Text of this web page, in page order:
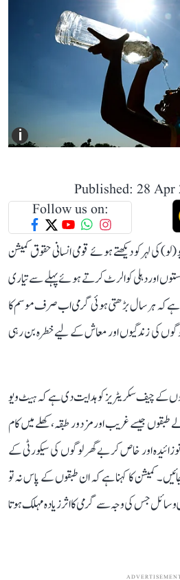
i
Published: 28
Follow us on:
کی لہر کو دیکھتے ہوئے قومی انسانی حقوق کمیشن
آر سی) نے ملک کی 21 ریاستوں اور دہلی کو الرٹ کرتے ہوئے پہلے سے تیاری
ہے کہ ہر سال بڑھتی ہوئی گرمی اب صرف موسم کا
کی زندگیوں اور معاش کے لیے خطرہ بن رہی
کے چیف سکریٹریز کو ہدایت دی ہے کہ ہیٹ ویو
جیسے غریب اور مزدور طبقہ، کھلے میں کام
اور خاص کر بے گھر لوگوں کی سیکورٹی کے
کمیشن کا کہنا ہے کہ ان طبقوں کے پاس نہ تو
جس کی وجہ سے گرمی کا اثر زیادہ مہلک ہوتا